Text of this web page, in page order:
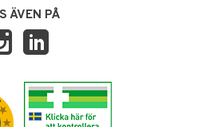
ÄVEN PÅ